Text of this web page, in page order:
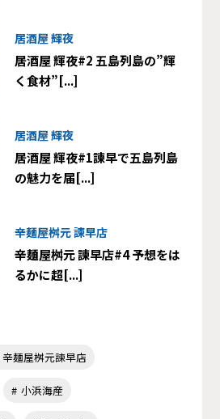
居酒屋 輝夜
居酒屋 輝夜#2 五島列島の”輝
く食材”[...]
居酒屋 輝夜
居酒屋 輝夜#1諫早で五島列島
の魅力を届[...]
辛麺屋桝元 諫早店
辛麺屋桝元 諫早店#4 予想をは
るかに超[...]
辛麺屋桝元諫早店
小浜海産